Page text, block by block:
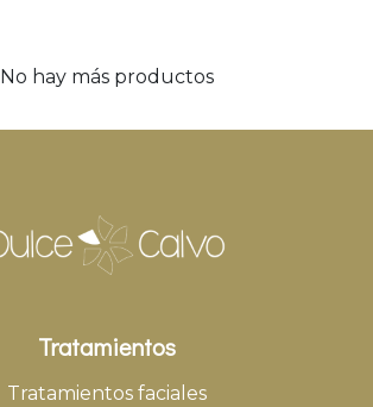
No hay más productos
Tratamientos
Tratamientos faciales